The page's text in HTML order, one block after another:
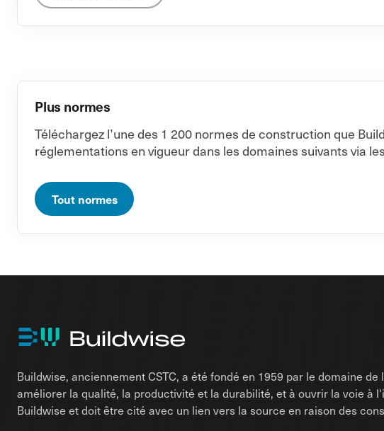
Plus normes
Téléchargez l’une des 1 200 normes de construction que
réglementations en vigueur dans les domaines suivants via
Tout normes
Buildwise, anciennement CSTC, a été fondé en 1959 par le domaine
améliorer la qualité, la productivité et la durabilité, et à ouvrir la voie
Buildwise et doit être cité avec un lien vers la source en raison des